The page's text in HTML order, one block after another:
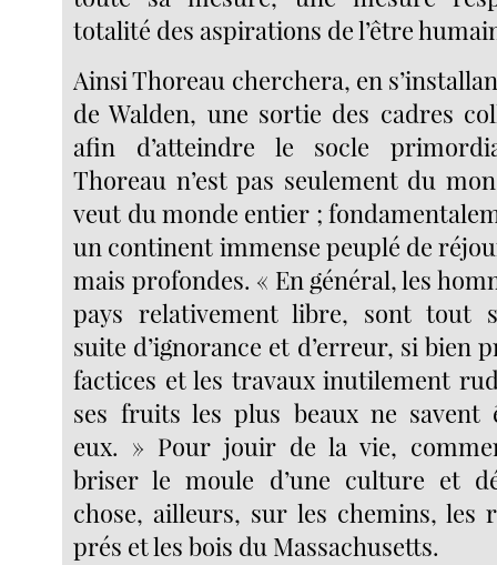
totalité des aspirations de l’être
Ainsi Thoreau cherchera, en
de Walden, une sortie des cadres
afin d’atteindre le socle
Thoreau n’est pas seulement du
veut du monde entier ;
un continent immense peuplé de
mais profondes. « En général, les
pays relativement libre, sont tout
suite d’ignorance et d’erreur, si bien
factices et les travaux inutilement
ses fruits les plus beaux ne
eux. » Pour jouir de la vie,
briser le moule d’une culture et
chose, ailleurs, sur les chemins, les
prés et les bois du Massachusetts.